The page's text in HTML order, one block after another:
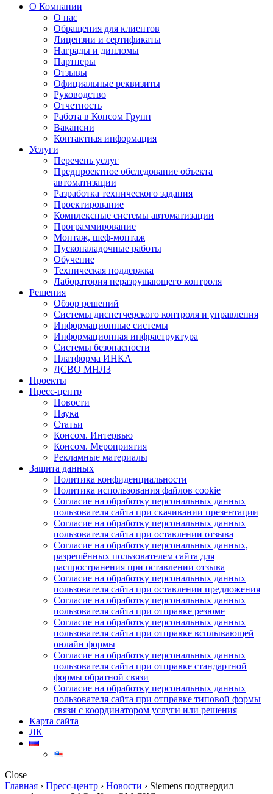
О Компании
О нас
Обращения для клиентов
Лицензии и сертификаты
Награды и дипломы
Партнеры
Отзывы
Официальные реквизиты
Руководство
Отчетность
Работа в Консом Групп
Вакансии
Контактная информация
Услуги
Перечень услуг
Предпроектное обследование объекта
автоматизации
Разработка технического задания
Проектирование
Комплексные системы автоматизации
Программирование
Монтаж, шеф-монтаж
Пусконаладочные работы
Обучение
Техническая поддержка
Лаборатория неразрушающего контроля
Решения
Обзор решений
Системы диспетчерского контроля и управления
Информационные системы
Информационная инфраструктура
Системы безопасности
Платформа ИНКА
ДСВО МНЛЗ
Проекты
Пресс-центр
Новости
Наука
Статьи
Консом. Интервью
Консом. Мероприятия
Рекламные материалы
Защита данных
Политика конфиденциальности
Политика использования файлов cookie
Согласие на обработку персональных данных
пользователя сайта при скачивании презентации
Согласие на обработку персональных данных
пользователя сайта при оставлении отзыва
Согласие на обработку персональных данных,
разрешённых пользователем сайта для
распространения при оставлении отзыва
Согласие на обработку персональных данных
пользователя сайта при оставлении предложения
Согласие на обработку персональных данных
пользователя сайта при отправке резюме
Согласие на обработку персональных данных
пользователя сайта при отправке всплывающей
онлайн формы
Согласие на обработку персональных данных
пользователя сайта при отправке стандартной
формы обратной связи
Согласие на обработку персональных данных
пользователя сайта при отправке типовой формы
связи с координатором услуги или решения
Карта сайта
ЛК
Close
Главная › Пресс-центр › Новости › Siemens подтвердил